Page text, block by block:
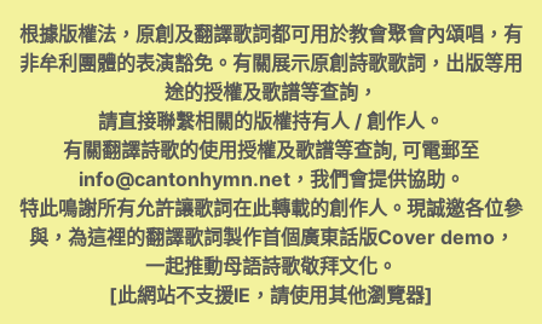
根據版權法，原創及翻譯歌詞都可用於教會聚會內頌唱，有
非牟利團體的表演豁免。有關展示原創詩歌歌詞，出版等用
途的授權及歌譜等查詢，
請直接聯繫相關的版權持有人 / 創作人。
有關翻譯詩歌的使用授權及歌譜等查詢, 可電郵至
info@cantonhymn.net，我們會提供協助。
特此鳴謝所有允許讓歌詞在此轉載的創作人。現誠邀各位參
與，為這裡的翻譯歌詞製作首個廣東話版Cover demo，
一起推動母語詩歌敬拜文化。
[此網站不支援IE，請使用其他瀏覽器]